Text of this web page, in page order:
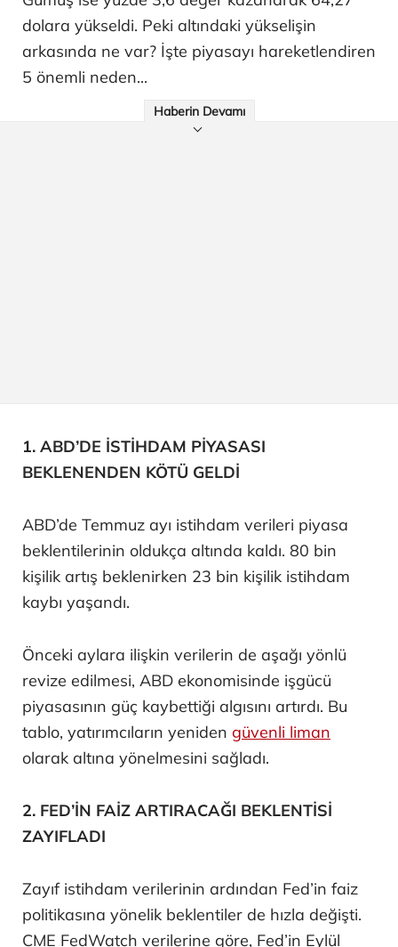
dolara yükseldi. Peki altındaki yükselişin
arkasında ne var? İşte piyasayı hareketlendiren
5 önemli neden...
Haberin Devamı
1. ABD’DE İSTİHDAM PİYASASI
BEKLENENDEN KÖTÜ GELDİ
ABD’de Temmuz ayı istihdam verileri piyasa
beklentilerinin oldukça altında kaldı. 80 bin
kişilik artış beklenirken 23 bin kişilik istihdam
kaybı yaşandı.
Önceki aylara ilişkin verilerin de aşağı yönlü
revize edilmesi, ABD ekonomisinde işgücü
piyasasının güç kaybettiği algısını artırdı. Bu
tablo, yatırımcıların yeniden güvenli liman
olarak altına yönelmesini sağladı.
2. FED’İN FAİZ ARTIRACAĞI BEKLENTİSİ
ZAYIFLADI
Zayıf istihdam verilerinin ardından Fed’in faiz
politikasına yönelik beklentiler de hızla değişti.
CME FedWatch verilerine göre, Fed’in Eylül